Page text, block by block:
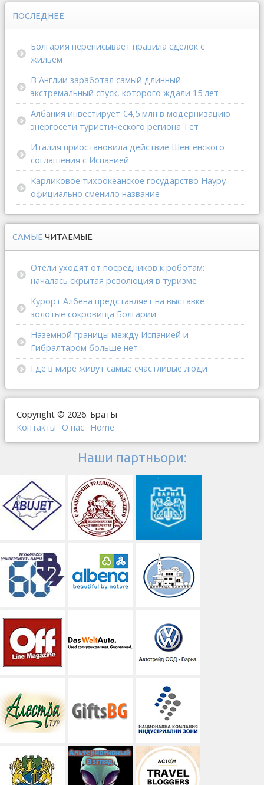
ПОСЛЕДНЕЕ
Болгария переписывает правила сделок с
жильём
В Англии заработал самый длинный
экстремальный спуск, которого ждали 15 лет
Албания инвестирует €4,5 млн в модернизацию
энергосети туристического региона Тет
Италия приостановила действие Шенгенского
соглашения с Испанией
Карликовое тихоокеанское государство Науру
официально сменило название
САМЫЕ ЧИТАЕМЫЕ
Отели уходят от посредников к роботам:
началась скрытая революция в туризме
Курорт Албена представляет на выставке
золотые сокровища Болгарии
Наземной границы между Испанией и
Гибралтаром больше нет
Где в мире живут самые счастливые люди
Copyright © 2026. БратБг
Контакты
О наc Home
Наши партньори: